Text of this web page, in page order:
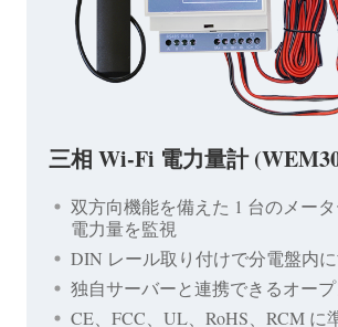
三相 Wi-Fi 電力量計
双方向機能を備えた 1 台のメー
電力量を監視
DIN レール取り付けで分電盤内
独自サーバーと連携できるオー
CE、FCC、UL、RoHS、RCM に